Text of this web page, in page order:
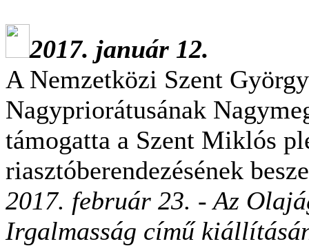
2017. január 12.
A Nemzetközi Szent
Nagypriorátusának
támogatta a Szent Miklós
riasztóberendezésének
2017. február 23. - Az
Irgalmasság című